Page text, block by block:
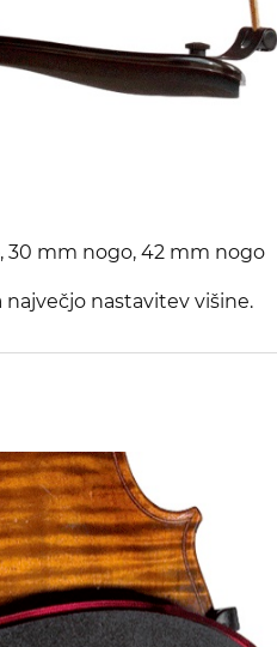
30 mm nogo, 42 mm nogo
največjo nastavitev višine.